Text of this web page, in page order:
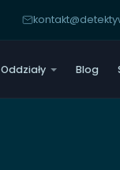
Oddziały Blog